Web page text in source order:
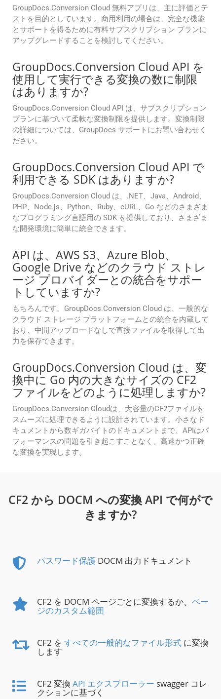
GroupDocs.Conversion Cloud 無料アプリは、主に評価とテ
ストを目的としています。商用利用の場合は、完全な機能
とサポートを得るために有料サブスクリプション プランに
アップグレードすることを検討してください。
GroupDocs.Conversion Cloud API を
使用して実行できる変換の数に制限
はありますか?
GroupDocs.Conversion Cloud API は、サブスクリプション
プランに基づいて柔軟な変換制限を提供します。変換制限
の詳細については、GroupDocs サポートにお問い合わせく
ださい。
GroupDocs.Conversion Cloud API で
利用できる SDK はありますか?
GroupDocs.Conversion Cloud は、.NET、Java、Android、
PHP、Node.js、Python、Ruby、cURL、Go などのさまざま
なプログラミング言語用の SDK を提供しており、さまざま
な開発環境に簡単に統合できます。
API は、AWS S3、Azure Blob、
Google Drive などのクラウド ストレ
ージ プロバイダーとの統合をサポー
トしていますか?
もちろんです。GroupDocs.Conversion Cloud は、一般的な
クラウド ストレージ プラットフォームとの統合を内蔵して
おり、中間アップロードなしで直接ファイルを取得して出
力を保存できます。
GroupDocs.Conversion Cloud は、変
換中に Go 内の大きなサイズの CF2
ファイルをどのように処理しますか?
GroupDocs.Conversion Cloudは、大容量のCF2ファイルを
スムーズに処理できるように設計されています。小さなド
キュメントから数ギガバイトのドキュメントまで、APIはパ
フォーマンスの問題を引き起こすことなく、高速かつ正確
な変換を実現します。
CF2 から DOCM への変換 API で何がで
きますか?
パスワード保護 DOCM 出力ドキュメント
CF2 を DOCM ページごとに変換するか、 ペー
ジのカスタム範囲
CF2 を すべての一般的なファイル形式 に変換
します
CF2 変換 API エクスプローラー swagger コレ
クションに基づく